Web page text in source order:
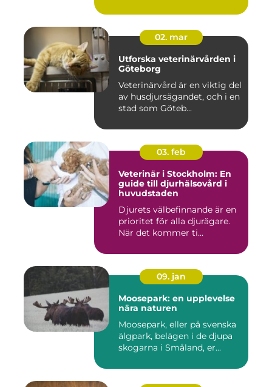
02. mar
Utforska veterinärvården i
Göteborg
Veterinärvård är en viktig del
av husdjursägandet, och i en
stad som Göteb...
03. feb
Veterinär i Stockholm: En
guide till djurhälsovård i
huvudstaden
Djurets välbefinnande är en
prioritet för alla djurägare.
När det kommer ti...
09. jan
Moosepark: en upplevelse
nära naturen
Moosepark, eller på svenska
älgpark, belägen i de djupa
skogarna i Småland, er...